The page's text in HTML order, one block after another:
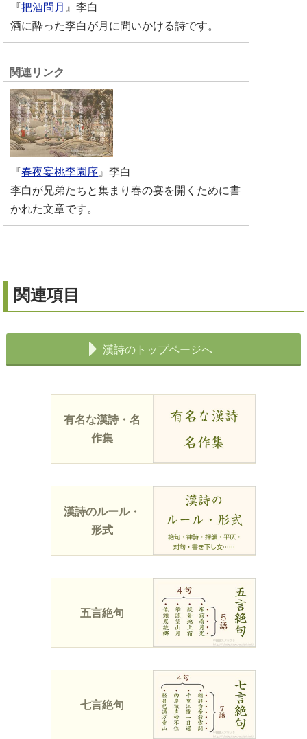
『把酒問月 』李白
酒に酔った李白が月に問いかける詩です。
『春夜宴桃李園序 』李白
李白が兄弟たちと集まり春の宴を開くために書
かれた文章です。
関連項目
漢詩のトップページへ
有名な漢詩・名
作集
漢詩のルール・
形式
五言絶句
七言絶句